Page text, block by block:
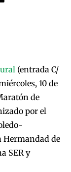
(entrada C/
10 de
de
por el
Hermandad de
SER y